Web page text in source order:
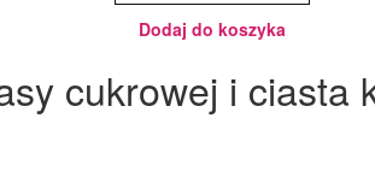
Dodaj do koszyka
cukrowej i ciasta